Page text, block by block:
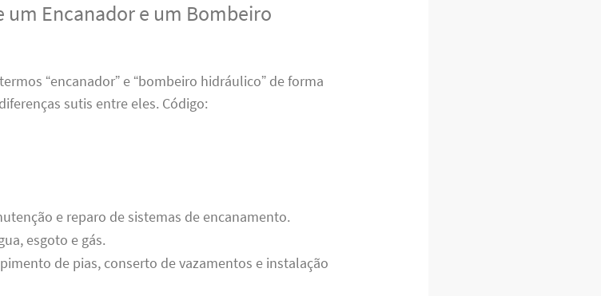
um Encanador e um Bombeiro
“encanador” e “bombeiro hidráulico” de forma
sutis entre eles. Código:
e reparo de sistemas de encanamento.
esgoto e gás.
de pias, conserto de vazamentos e instalação